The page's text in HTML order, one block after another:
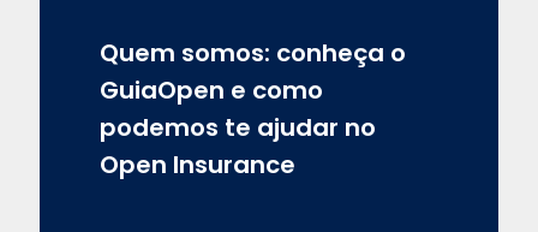
Quem somos: conheça o
GuiaOpen e como
podemos te ajudar no
Open Insurance